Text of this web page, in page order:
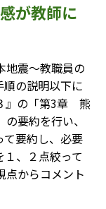
が教師に
地震～教職員の
の説明以下に
』の「第3章 熊
要約を行い、
て要約し、必要
、２点絞って
点からコメント